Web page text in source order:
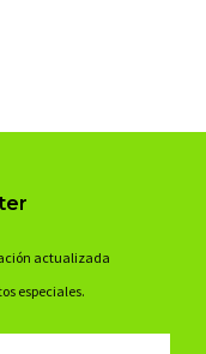
actualizada
especiales.